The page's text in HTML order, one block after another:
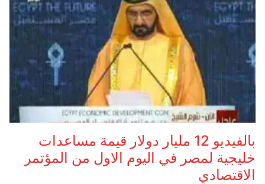
بالفيديو 12 مليار دولار قيمة مساعدات
خليجية لمصر في اليوم الاول من المؤتمر
الاقتصادي